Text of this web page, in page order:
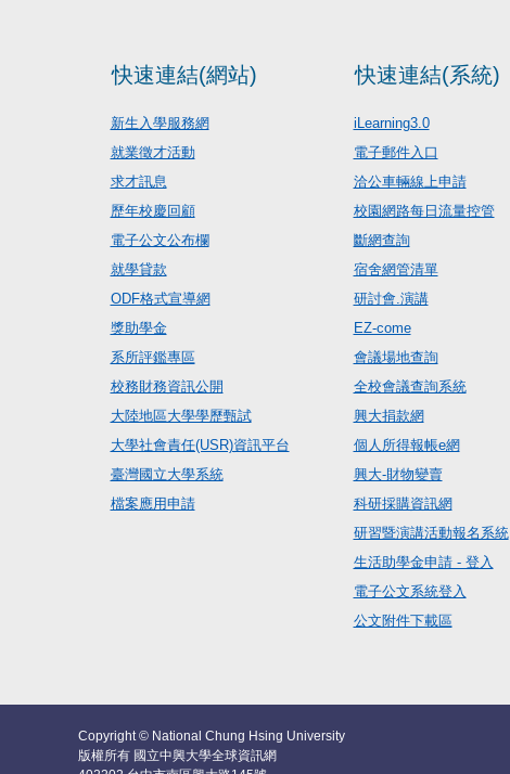
快速連結(網站)
新生入學服務網
就業徵才活動
求才訊息
歷年校慶回顧
電子公文公布欄
就學貸款
ODF格式宣導網
獎助學金
系所評鑑專區
校務財務資訊公開
大陸地區大學學歷甄試
大學社會責任(USR)資訊平台
臺灣國立大學系統
檔案應用申請
快速連結(系統)
iLearning3.0
電子郵件入口
洽公車輛線上申請
校園網路每日流量控管
斷網查詢
宿舍網管清單
研討會.演講
EZ-come
會議場地查詢
全校會議查詢系統
興大捐款網
個人所得報帳e網
興大-財物變賣
科研採購資訊網
研習暨演講活動報名系統
生活助學金申請 - 登入
電子公文系統登入
公文附件下載區
Copyright © National Chung Hsing University
版權所有 國立中興大學全球資訊網